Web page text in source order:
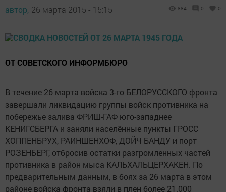
автор, 26 марта 2015 - 15:15 884 0 0
ОТ СОВЕТСКОГО ИНФОРМБЮРО
В течение 26 марта войска 3-го БЕЛОРУССКОГО фронта
завершали ликвидацию группы войск противника на
побережье залива ФРИШ-ГАФ юго-западнее
КЕНИГСБЕРГА и заняли населённые пункты ГРОСС
ХОППЕНБРУХ, РАИНШЕНХОФ, ДОЙЧ БАНДУ и порт
РОЗЕНБЕРГ, отбросив остатки разгромленных частей
противника в район мыса КАЛЬХАЛЬЦЕРХАКЕН. По
предварительным данным, в боях за 26 марта в этом
районе войска фронта взяли в плен более 21.000